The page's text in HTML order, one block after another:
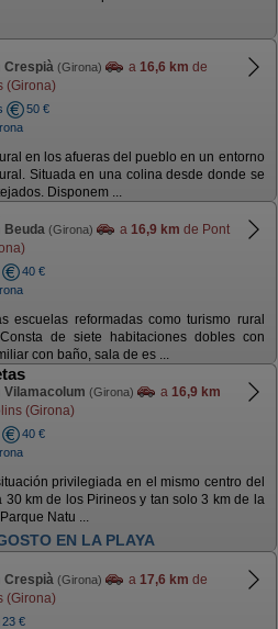
Crespià (Girona) a 16,6 km de
(Girona)
50 €
en los afueras del pueblo en un entorno
Situada en una colina desde donde se
Disponem ...
Beuda (Girona) a 16,9 km de Pont
40 €
escuelas reformadas como turismo rural
de siete habitaciones dobles con
con baño, sala de es ...
Vilamacolum (Girona) a 16,9 km
(Girona)
40 €
privilegiada en el mismo centro del
30 km de los Pirineos y tan solo 3 km de la
Natu ...
EN LA PLAYA
Crespià (Girona) a 17,6 km de
(Girona)
23 €